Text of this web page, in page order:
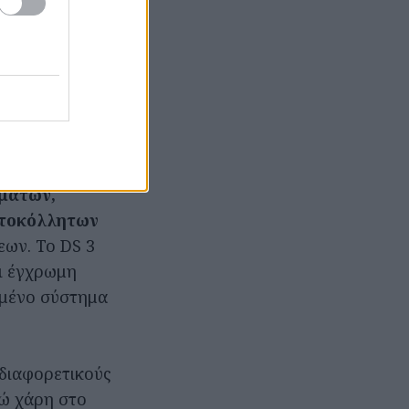
πάνω από
LED με
της
Το DS 3
έγχρωμη
σύστημα
χάρη στο